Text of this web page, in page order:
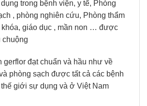
trong bệnh viện, y tế, Phòng
, phòng nghiên cứu, Phòng thẩm
khóa, giáo dục , mần non … được
gerflor đạt chuẩn và hầu như về
phòng sạch được tất cả các bệnh
giới sự dụng và ở Việt Nam